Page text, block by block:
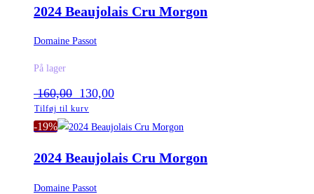
2024 Beaujolais Cru Morgon
Domaine Passot
På lager
160,00 Den
oprindelige
var:
130,00Den
er:
Tilføj til kurv
-19%
2024 Beaujolais Cru Morgon
Domaine Passot